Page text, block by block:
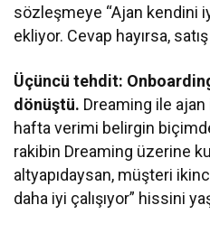
sözleşmeye “Ajan kendini
ekliyor. Cevap hayırsa,
Üçüncü tehdit:
dönüştü. Dreaming ile
hafta verimi belirgin
rakibin Dreaming üzerine
altyapıdaysan, müşteri
daha iyi çalışıyor” hissini